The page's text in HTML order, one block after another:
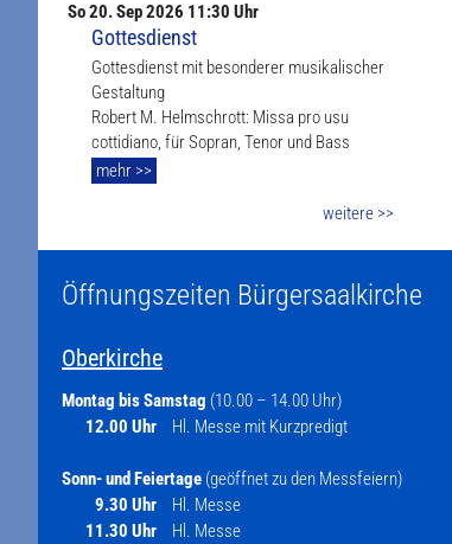
So20. Sep2026 11:30 Uhr
Gottesdienst
Gottesdienst mit besonderer musikalischer
Gestaltung
Robert M. Helmschrott: Missa pro usu
cottidiano, für Sopran, Tenor und Bass
mehr >>
weitere >>
Öffnungszeiten Bürgersaalkirche
Oberkirche
Montag bis Samstag (10.00 – 14.00 Uhr)
12.00 Uhr
Hl. Messe mit Kurzpredigt
Sonn- und Feiertage (geöffnet zu den Messfeiern)
9.30 Uhr
Hl. Messe
11.30 Uhr
Hl. Messe